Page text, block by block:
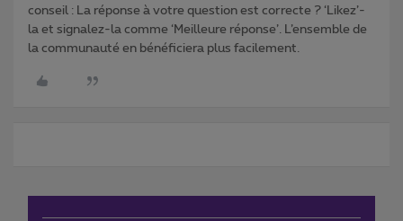
conseil : La réponse à votre question est correcte ? ‘Likez’-
la et signalez-la comme ‘Meilleure réponse’. L’ensemble de
la communauté en bénéficiera plus facilement.